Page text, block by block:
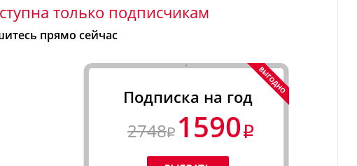
только подписчикам
прямо сейчас
Подписка на год
2748 1590